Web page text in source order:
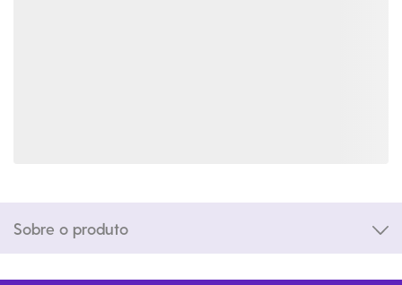
Sobre o produto